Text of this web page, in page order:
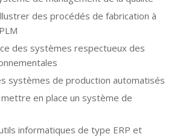
des procédés de fabrication à
des systèmes respectueux des
systèmes de production automatisés
en place un système de
informatiques de type ERP et